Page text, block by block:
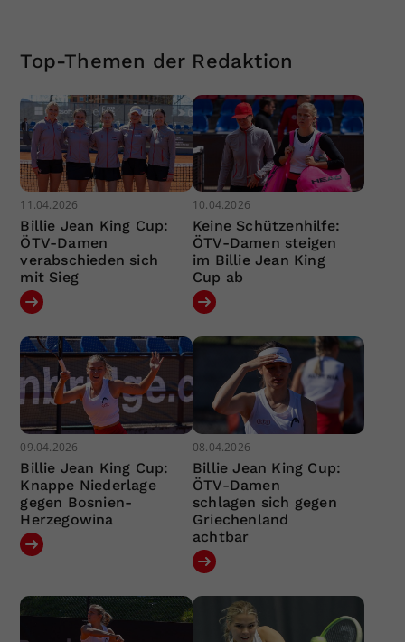
Top-Themen der Redaktion
11.04.2026
Billie Jean King Cup:
ÖTV-Damen
verabschieden sich
mit Sieg
10.04.2026
Keine Schützenhilfe:
ÖTV-Damen steigen
im Billie Jean King
Cup ab
09.04.2026
Billie Jean King Cup:
Knappe Niederlage
gegen Bosnien-
Herzegowina
08.04.2026
Billie Jean King Cup:
ÖTV-Damen
schlagen sich gegen
Griechenland
achtbar